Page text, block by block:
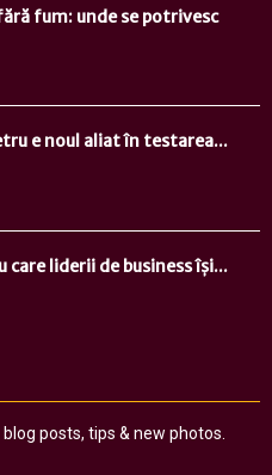
fum: unde se potrivesc
e noul aliat în testarea...
liderii de business își...
posts, tips & new photos.